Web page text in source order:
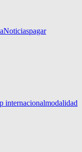
Noticiaspagar
internacionalmodalidad